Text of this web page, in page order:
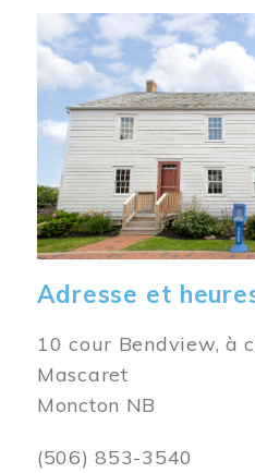
Image
Adresse et
10 cour Bendview, à
Mascaret
Moncton NB
(506) 853-3540